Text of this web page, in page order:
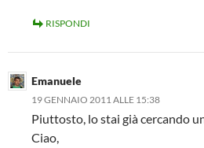
RISPONDI
Emanuele
19 GENNAIO 2011 ALLE 15:38
Piuttosto, lo stai già cercando
Ciao,